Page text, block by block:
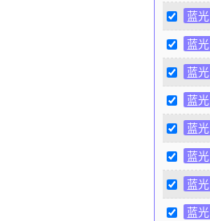
蓝光
蓝光
蓝光
蓝光
蓝光
蓝光
蓝光
蓝光